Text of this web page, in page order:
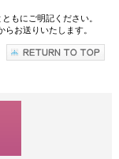
もにご明記ください。
送りいたします。